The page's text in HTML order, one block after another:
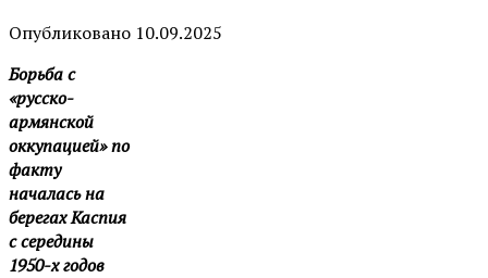
Опубликовано 10.09.2025
Борьба с
«русско-
армянской
оккупацией» по
факту
началась на
берегах Каспия
с середины
1950-х годов